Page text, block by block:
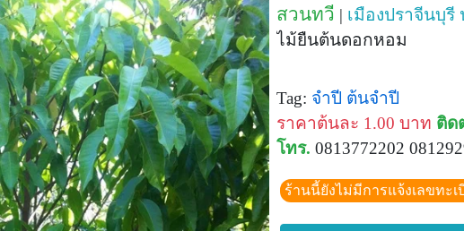
สวนทวี | เมืองปราจีนบุรี
ไม้ยืนต้นดอกหอม
Tag: จำปี ต้นจำปี
ราคาต้นละ 1.00 บาท ติด
โทร. 0813772202
ร้านนี้ยังไม่มีการแจ้งเลขทะ